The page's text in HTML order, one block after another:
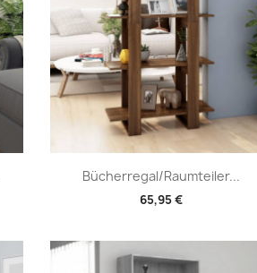
Bücherregal/Raumteiler...
65,95 €
Vorschau